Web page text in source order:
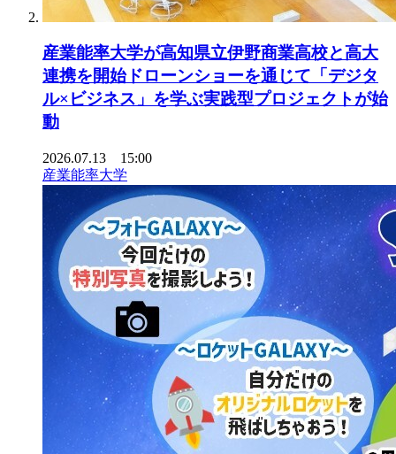
産業能率大学が高知県立伊野商業高校と高大
連携を開始ドローンショーを通じて「デジタ
ル×ビジネス」を学ぶ実践型プロジェクトが始
動
2026.07.13 15:00
産業能率大学